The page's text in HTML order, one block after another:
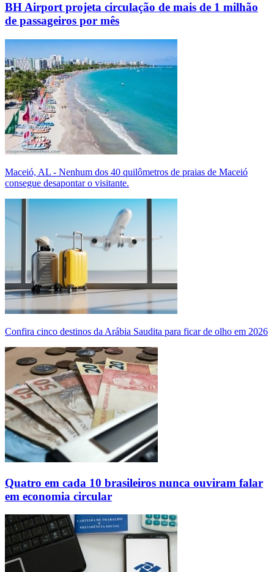
BH Airport projeta circulação de mais de 1 milhão
de passageiros por mês
Maceió, AL - Nenhum dos 40 quilômetros de praias de Maceió
consegue desapontar o visitante.
Confira cinco destinos da Arábia Saudita para ficar de olho em 2026
Quatro em cada 10 brasileiros nunca ouviram falar
em economia circular